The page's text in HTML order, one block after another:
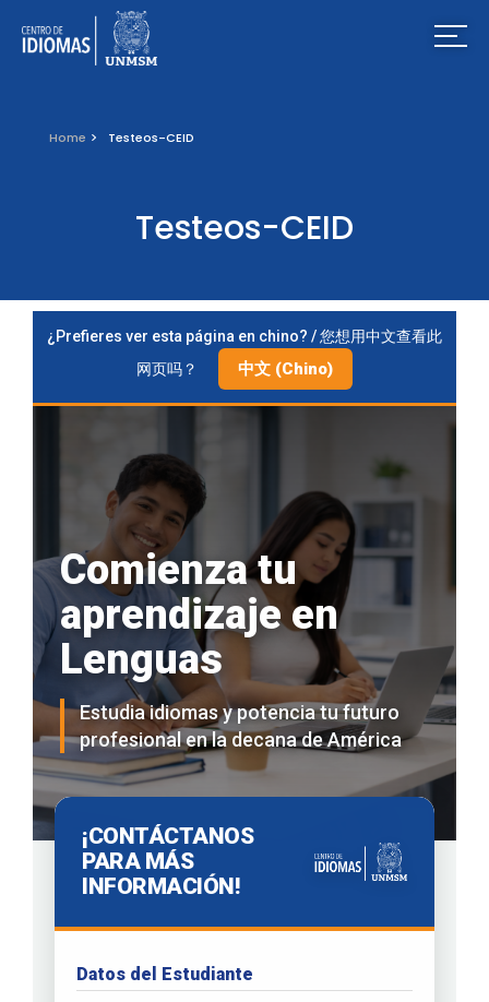
Home Testeos-CEID
Testeos-CEID
¿Prefieres ver esta página en chino? / 您想用中文查看此
网页吗？
中文 (Chino)
Comienza tu
aprendizaje en
Lenguas
Estudia idiomas y potencia tu futuro
profesional en la decana de América
¡CONTÁCTANOS
PARA MÁS
INFORMACIÓN!
Datos del Estudiante